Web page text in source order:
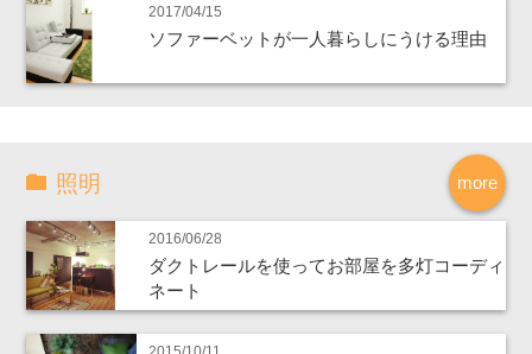
2017/04/15
ソファーベットが一人暮らしにうける理由
more
照明
2016/06/28
ダクトレールを使ってお部屋を多灯コーディ
ネート